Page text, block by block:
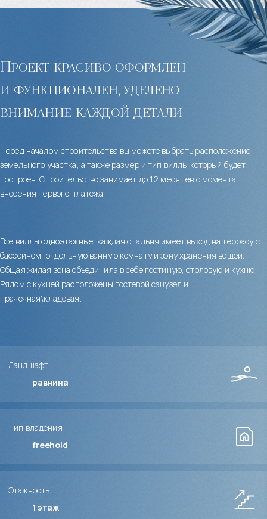
Проект красиво оформлен
и функционален, уделено
внимание каждой детали
Перед началом строительства вы можете выбрать расположение
земельного участка, а также размер и тип виллы который будет
построен. Строительство занимает до 12 месяцев с момента
внесения первого платежа.
Все виллы одноэтажные, каждая спальня имеет выход на террасу с
бассейном, отдельную ванную комнату и зону хранения вещей.
Общая жилая зона объединила в себе гостиную, столовую и кухню.
Рядом с кухней расположены гостевой санузел и
прачечная\кладовая.
Ландшафт
равнина
Тип владения
freehold
Этажность
1 этаж